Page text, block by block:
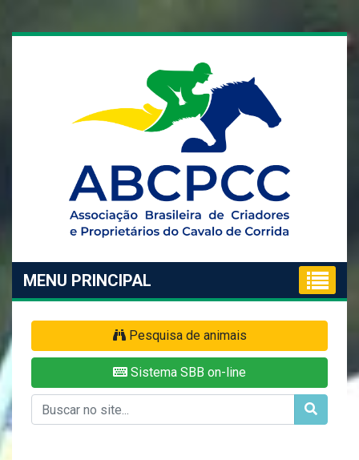
MENU PRINCIPAL
Pesquisa de animais
Sistema SBB on-line